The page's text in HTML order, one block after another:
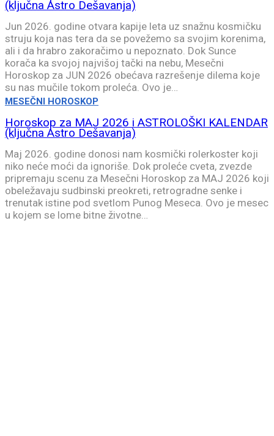
(ključna Astro Dešavanja)
Jun 2026. godine otvara kapije leta uz snažnu kosmičku
struju koja nas tera da se povežemo sa svojim korenima,
ali i da hrabro zakoračimo u nepoznato. Dok Sunce
korača ka svojoj najvišoj tački na nebu, Mesečni
Horoskop za JUN 2026 obećava razrešenje dilema koje
su nas mučile tokom proleća. Ovo je…
MESEČNI HOROSKOP
Horoskop za MAJ 2026 i ASTROLOŠKI KALENDAR
(ključna Astro Dešavanja)
Maj 2026. godine donosi nam kosmički rolerkoster koji
niko neće moći da ignoriše. Dok proleće cveta, zvezde
pripremaju scenu za Mesečni Horoskop za MAJ 2026 koji
obeležavaju sudbinski preokreti, retrogradne senke i
trenutak istine pod svetlom Punog Meseca. Ovo je mesec
u kojem se lome bitne životne…